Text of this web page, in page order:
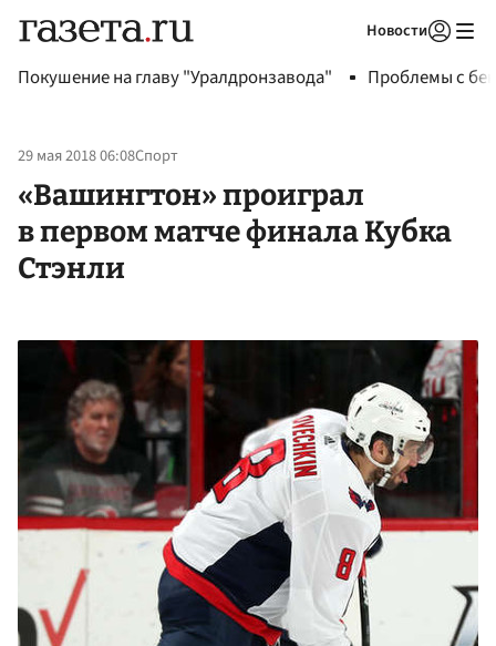
Новости
Покушение на главу "Уралдронзавода" Проблемы с
29 мая 2018 06:08Спорт
«Вашингтон» проиграл
в первом матче финала Кубка
Стэнли